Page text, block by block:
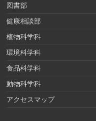
図書部
健康相談部
植物科学科
環境科学科
食品科学科
動物科学科
アクセスマップ